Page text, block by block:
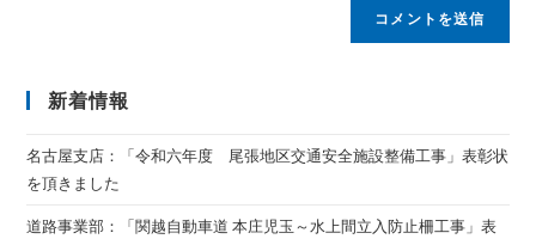
新着情報
名古屋支店：「令和六年度 尾張地区交通安全施設整備工事」表彰状
を頂きました
道路事業部：「関越自動車道 本庄児玉～水上間立入防止柵工事」表